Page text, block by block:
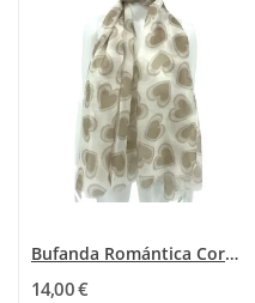
Bufanda Romántica Corazones Beige y topo
14,00 €